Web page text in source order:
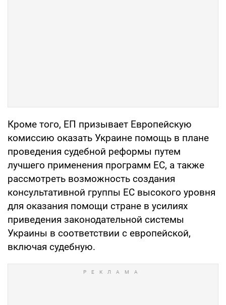
Кроме того, ЕП призывает Европейскую
комиссию оказать Украине помощь в плане
проведения судебной реформы путем
лучшего применения программ ЕС, а также
рассмотреть возможность создания
консультативной группы ЕС высокого уровня
для оказания помощи стране в усилиях
приведения законодательной системы
Украины в соответствии с европейской,
включая судебную.